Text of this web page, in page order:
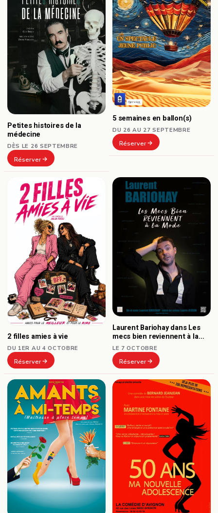
Petites histoires de la
médecine
DÈS LE 26 SEPTEMBRE
Réserver
5 semaines en ballon(s)
DU 26 AU 27 SEPTEMBRE
Réserver
2 filles amies à vie
DU 1ER AU 4 OCTOBRE
Réserver
Laurent Bariohay dans Les
mecs bien reviennent à la
mode
LE 7 OCTOBRE
Réserver